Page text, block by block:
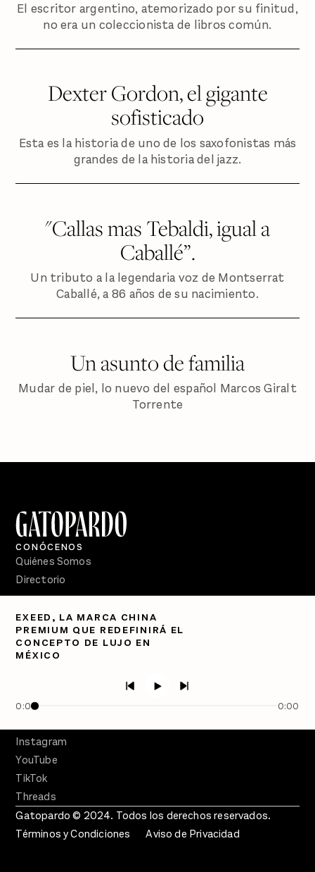
El escritor argentino, atemorizado por su finitud,
no era un coleccionista de libros común.
Dexter Gordon, el gigante
sofisticado
Esta es la historia de uno de los saxofonistas más
grandes de la historia del jazz.
"Callas mas Tebaldi, igual a
Caballé”.
Un tributo a la legendaria voz de Montserrat
Caballé, a 86 años de su nacimiento.
Un asunto de familia
Mudar de piel, lo nuevo del español Marcos Giralt
Torrente
EXEED, LA MARCA CHINA
PREMIUM QUE REDEFINIRÁ EL
CONCEPTO DE LUJO EN
MÉXICO
0:00 0:00
CONÓCENOS
Quiénes Somos
Directorio
Semanario Gatopardo
En Qué Momento
Crecer en Distopía
Facebook
Instagram
YouTube
TikTok
Threads
Gatopardo © 2024. Todos los derechos reservados.
Términos y Condiciones
Aviso de Privacidad